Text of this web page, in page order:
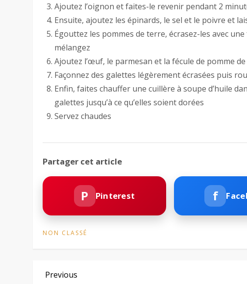
Ajoutez l’oignon et faites-le revenir pendant 2
Ensuite, ajoutez les épinards, le sel et le poivre et
Égouttez les pommes de terre, écrasez-les avec
mélangez
Ajoutez l’œuf, le parmesan et la fécule de pomme
Façonnez des galettes légèrement écrasées puis
Enfin, faites chauffer une cuillère à soupe d’huile
galettes jusqu’à ce qu’elles soient dorées
Servez chaudes
Partager cet article
P Pinterest f
NON CLASSÉ
N
Previous
Previous